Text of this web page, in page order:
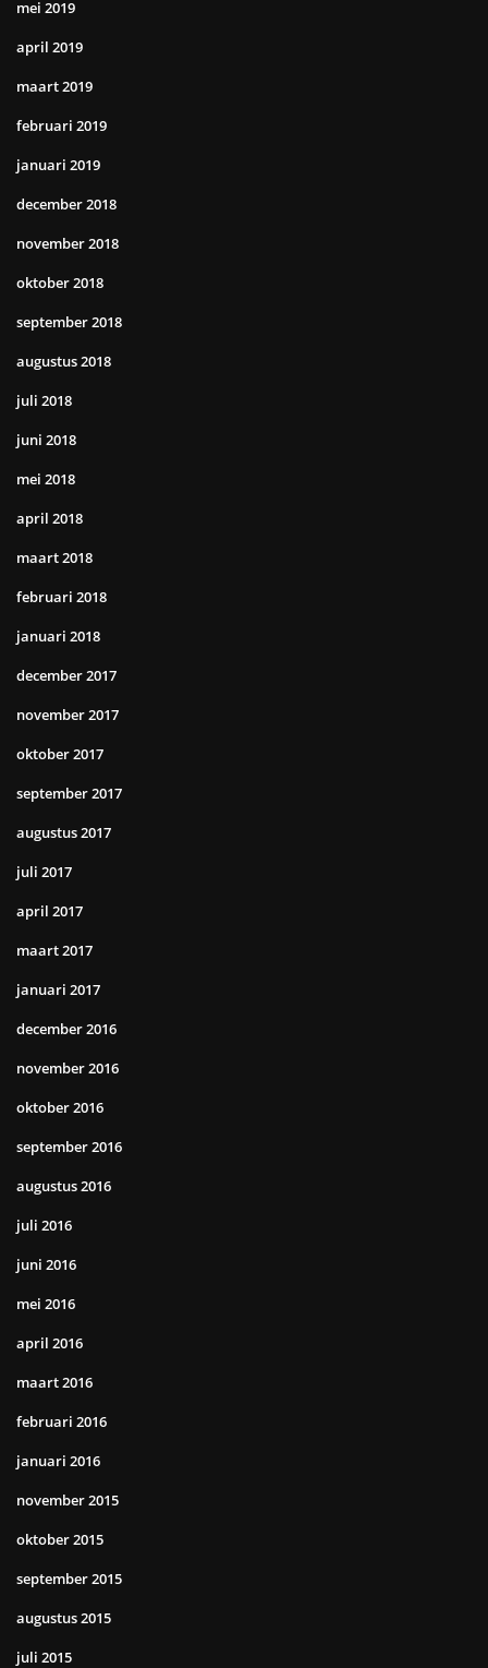
mei 2019
april 2019
maart 2019
februari 2019
januari 2019
december 2018
november 2018
oktober 2018
september 2018
augustus 2018
juli 2018
juni 2018
mei 2018
april 2018
maart 2018
februari 2018
januari 2018
december 2017
november 2017
oktober 2017
september 2017
augustus 2017
juli 2017
april 2017
maart 2017
januari 2017
december 2016
november 2016
oktober 2016
september 2016
augustus 2016
juli 2016
juni 2016
mei 2016
april 2016
maart 2016
februari 2016
januari 2016
november 2015
oktober 2015
september 2015
augustus 2015
juli 2015